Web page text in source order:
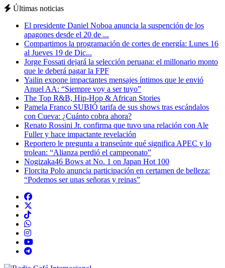
Últimas noticias
El presidente Daniel Noboa anuncia la suspención de los
apagones desde el 20 de ...
Compartimos la programación de cortes de energía: Lunes 16
al Jueves 19 de Dic...
Jorge Fossati dejará la selección peruana: el millonario monto
que le deberá pagar la FPF
Yailin expone impactantes mensajes íntimos que le envió
Anuel AA: “Siempre voy a ser tuyo”
The Top R&B, Hip-Hop & African Stories
Pamela Franco SUBIÓ tarifa de sus shows tras escándalos
con Cueva: ¿Cuánto cobra ahora?
Renato Rossini Jr. confirma que tuvo una relación con Ale
Fuller y hace impactante revelación
Reportero le pregunta a transeúnte qué significa APEC y lo
trolean: “Alianza perdió el campeonato”
Nogizaka46 Bows at No. 1 on Japan Hot 100
Florcita Polo anuncia participación en certamen de belleza:
“Podemos ser unas señoras y reinas”